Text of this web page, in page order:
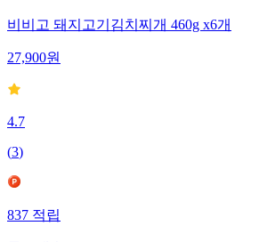
비비고 돼지고기김치찌개 460g x6개
27,900원
4.7
(3)
837 적립